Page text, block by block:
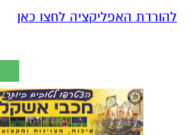
תיקון והתקנה שערים חשמליים עורך דין
נפגעתם
לקבל מה